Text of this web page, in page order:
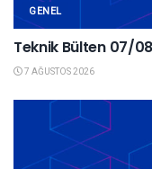
GENEL
Teknik Bülten 07/
7 AĞUSTOS 2026